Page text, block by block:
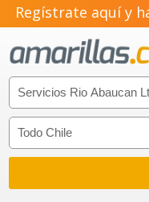
Regístrate aquí y